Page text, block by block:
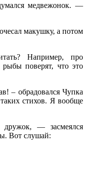
медвежонок. —
макушку, а потом
Например, про
поверят, что это
– обрадовался Чупка
стихов. Я вообще
— засмеялся
Вот слушай: